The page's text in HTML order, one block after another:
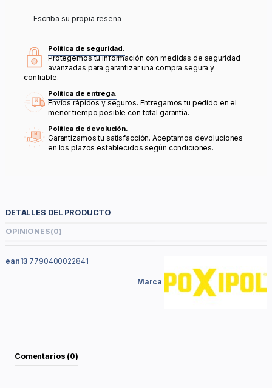
Escriba su propia reseña
Política de seguridad.
Protegemos tu información con medidas de seguridad
avanzadas para garantizar una compra segura y
confiable.
Política de entrega.
Envíos rápidos y seguros. Entregamos tu pedido en el
menor tiempo posible con total garantía.
Política de devolución.
Garantizamos tu satisfacción. Aceptamos devoluciones
en los plazos establecidos según condiciones.
DETALLES DEL PRODUCTO
OPINIONES(0)
Marca
ean13 7790400022841
Comentarios (0)